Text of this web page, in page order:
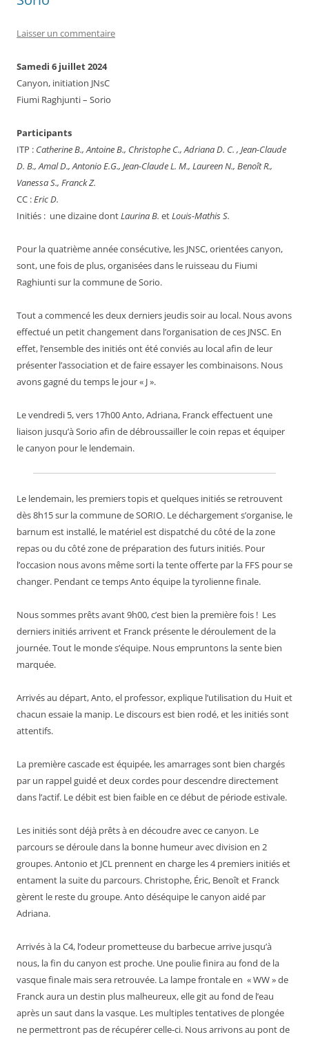
Laisser un commentaire
Samedi 6 juillet 2024
Canyon, initiation JNsC
Fiumi Raghjunti – Sorio
Participants
ITP : Catherine B.,Antoine B., Christophe C., Adriana D. C. , Jean-Claude
D. B., Amal D., Antonio E.G., Jean-Claude L. M., Laureen N., Benoît R.,
Vanessa S., Franck Z.
CC :Eric D.
Initiés : une dizaine dontLaurina B. etLouis-Mathis S.
Pour la quatrième année consécutive, les JNSC, orientées canyon,
sont, une fois de plus, organisées dans le ruisseau du Fiumi
Raghiunti sur la commune de Sorio.
Tout a commencé les deux derniers jeudis soir au local. Nous avons
effectué un petit changement dans l’organisation de ces JNSC. En
effet, l’ensemble des initiés ont été conviés au local afin de leur
présenter l’association et de faire essayer les combinaisons. Nous
avons gagné du temps le jour « J ».
Le vendredi 5, vers 17h00 Anto, Adriana, Franck effectuent une
liaison jusqu’à Sorio afin de débroussailler le coin repas et équiper
le canyon pour le lendemain.
Le lendemain, les premiers topis et quelques initiés se retrouvent
dès 8h15 sur la commune de SORIO. Le déchargement s’organise, le
barnum est installé, le matériel est dispatché du côté de la zone
repas ou du côté zone de préparation des futurs initiés. Pour
l’occasion nous avons même sorti la tente offerte par la FFS pour se
changer. Pendant ce temps Anto équipe la tyrolienne finale.
Nous sommes prêts avant 9h00, c’est bien la première fois ! Les
derniers initiés arrivent et Franck présente le déroulement de la
journée. Tout le monde s’équipe. Nous empruntons la sente bien
marquée.
Arrivés au départ, Anto, el professor, explique l’utilisation du Huit et
chacun essaie la manip. Le discours est bien rodé, et les initiés sont
attentifs.
La première cascade est équipée, les amarrages sont bien chargés
par un rappel guidé et deux cordes pour descendre directement
dans l’actif. Le débit est bien faible en ce début de période estivale.
Les initiés sont déjà prêts à en découdre avec ce canyon. Le
parcours se déroule dans la bonne humeur avec division en 2
groupes. Antonio et JCL prennent en charge les 4 premiers initiés et
entament la suite du parcours. Christophe, Éric, Benoît et Franck
gèrent le reste du groupe. Anto déséquipe le canyon aidé par
Adriana.
Arrivés à la C4, l’odeur prometteuse du barbecue arrive jusqu’à
nous, la fin du canyon est proche. Une poulie finira au fond de la
vasque finale mais sera retrouvée. La lampe frontale en « WW » de
Franck aura un destin plus malheureux, elle git au fond de l’eau
après un saut dans la vasque. Les multiples tentatives de plongée
ne permettront pas de récupérer celle-ci. Nous arrivons au pont de